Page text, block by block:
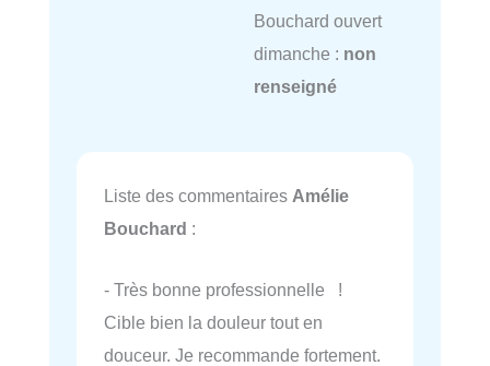
Bouchard ouvert
dimanche : non
renseigné
Liste des commentaires Amélie
Bouchard :
- Très bonne professionnelle !
Cible bien la douleur tout en
douceur. Je recommande fortement.